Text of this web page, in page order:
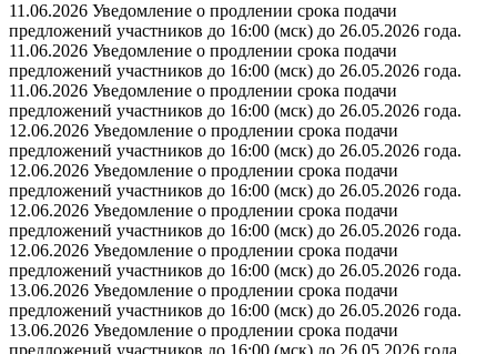
11.06.2026 Уведомление о продлении срока подачи
предложений участников до 16:00 (мск) до 26.05.2026 года.
11.06.2026 Уведомление о продлении срока подачи
предложений участников до 16:00 (мск) до 26.05.2026 года.
11.06.2026 Уведомление о продлении срока подачи
предложений участников до 16:00 (мск) до 26.05.2026 года.
12.06.2026 Уведомление о продлении срока подачи
предложений участников до 16:00 (мск) до 26.05.2026 года.
12.06.2026 Уведомление о продлении срока подачи
предложений участников до 16:00 (мск) до 26.05.2026 года.
12.06.2026 Уведомление о продлении срока подачи
предложений участников до 16:00 (мск) до 26.05.2026 года.
12.06.2026 Уведомление о продлении срока подачи
предложений участников до 16:00 (мск) до 26.05.2026 года.
13.06.2026 Уведомление о продлении срока подачи
предложений участников до 16:00 (мск) до 26.05.2026 года.
13.06.2026 Уведомление о продлении срока подачи
предложений участников до 16:00 (мск) до 26.05.2026 года.